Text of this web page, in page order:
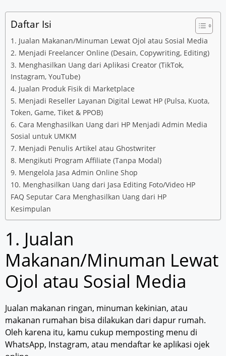
Daftar Isi
1. Jualan Makanan/Minuman Lewat Ojol atau Sosial Media
2. Menjadi Freelancer Online (Desain, Copywriting, Editing)
3. Menghasilkan Uang dari Aplikasi Creator (TikTok,
Instagram, YouTube)
4. Jualan Produk Fisik di Marketplace
5. Menjadi Reseller Layanan Digital Lewat HP (Pulsa, Kuota,
Token, Game, Tiket & PPOB)
6. Cara Menghasilkan Uang dari HP Menjadi Admin Media
Sosial untuk UMKM
7. Menjadi Penulis Artikel atau Ghostwriter
8. Mengikuti Program Affiliate (Tanpa Modal)
9. Mengelola Jasa Admin Online Shop
10. Menghasilkan Uang dari Jasa Editing Foto/Video HP
FAQ Seputar Cara Menghasilkan Uang dari HP
Kesimpulan
1. Jualan
Makanan/Minuman Lewat
Ojol atau Sosial Media
Jualan makanan ringan, minuman kekinian, atau
makanan rumahan bisa dilakukan dari dapur rumah.
Oleh karena itu, kamu cukup memposting menu di
WhatsApp, Instagram, atau mendaftar ke aplikasi ojek